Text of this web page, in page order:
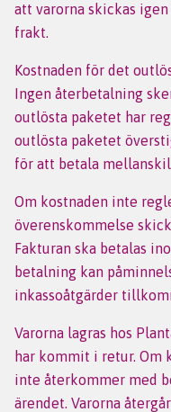
att varorna skickas
frakt.
Kostnaden för det
Ingen återbetalning
outlösta paketet har
outlösta paketet
för att betala
Om kostnaden inte
överenskommelse
Fakturan ska betalas
betalning kan
inkassoåtgärder
Varorna lagras hos
har kommit i retur. Om
inte återkommer med
ärendet. Varorna